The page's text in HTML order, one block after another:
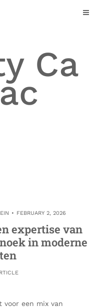
Ca
FEBRUARY 2, 2026
expertise van
in moderne
een mix van